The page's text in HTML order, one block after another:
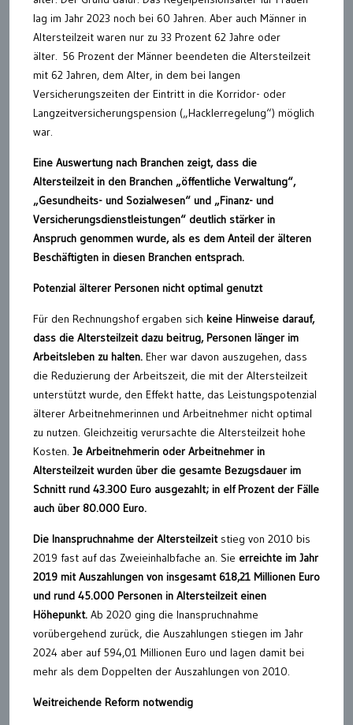
lag im Jahr 2023 noch bei 60 Jahren. Aber auch Männer in
Altersteilzeit waren nur zu 33 Prozent 62 Jahre oder
älter. 56 Prozent der Männer beendeten die Altersteilzeit
mit 62 Jahren, dem Alter, in dem bei langen
Versicherungszeiten der Eintritt in die Korridor- oder
Langzeitversicherungspension („Hacklerregelung“) möglich
war.
Eine Auswertung nach Branchen zeigt, dass die
Altersteilzeit in den Branchen „öffentliche Verwaltung“,
„Gesundheits- und Sozialwesen“ und „Finanz- und
Versicherungsdienstleistungen“ deutlich stärker in
Anspruch genommen wurde, als es dem Anteil der älteren
Beschäftigten in diesen Branchen entsprach.
Potenzial älterer Personen nicht optimal genutzt
Für den Rechnungshof ergaben sich keine Hinweise darauf,
dass die Altersteilzeit dazu beitrug, Personen länger im
Arbeitsleben zu halten. Eher war davon auszugehen, dass
die Reduzierung der Arbeitszeit, die mit der Altersteilzeit
unterstützt wurde, den Effekt hatte, das Leistungspotenzial
älterer Arbeitnehmerinnen und Arbeitnehmer nicht optimal
zu nutzen. Gleichzeitig verursachte die Altersteilzeit hohe
Kosten. Je Arbeitnehmerin oder Arbeitnehmer in
Altersteilzeit wurden über die gesamte Bezugsdauer im
Schnitt rund 43.300 Euro ausgezahlt; in elf Prozent der Fälle
auch über 80.000 Euro.
Die Inanspruchnahme der Altersteilzeitstieg von 2010 bis
2019 fast auf das Zweieinhalbfache an. Sie erreichte im Jahr
2019 mit Auszahlungen von insgesamt 618,21 Millionen Euro
und rund 45.000 Personen in Altersteilzeit einen
Höhepunkt. Ab 2020 ging die Inanspruchnahme
vorübergehend zurück, die Auszahlungen stiegen im Jahr
2024 aber auf 594,01 Millionen Euro und lagen damit bei
mehr als dem Doppelten der Auszahlungen von 2010.
Weitreichende Reform notwendig